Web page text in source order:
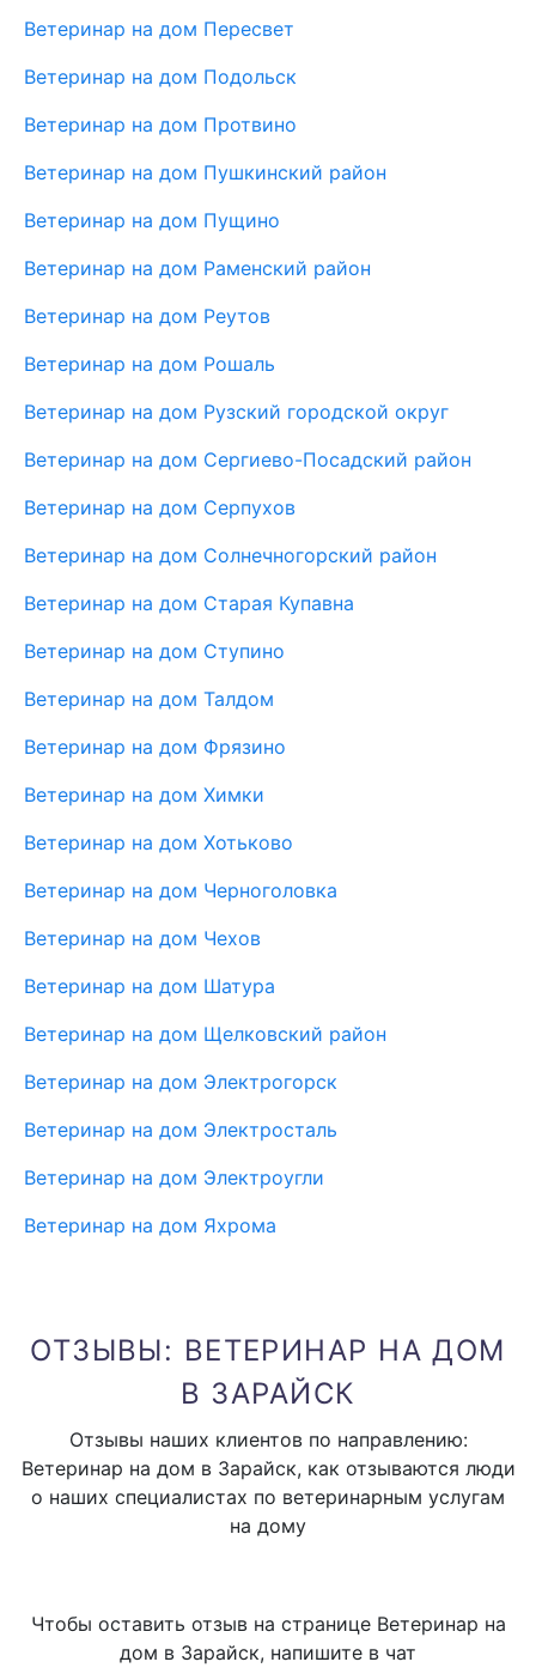
Ветеринар на дом Пересвет
Ветеринар на дом Подольск
Ветеринар на дом Протвино
Ветеринар на дом Пушкинский район
Ветеринар на дом Пущино
Ветеринар на дом Раменский район
Ветеринар на дом Реутов
Ветеринар на дом Рошаль
Ветеринар на дом Рузский городской округ
Ветеринар на дом Сергиево-Посадский район
Ветеринар на дом Серпухов
Ветеринар на дом Солнечногорский район
Ветеринар на дом Старая Купавна
Ветеринар на дом Ступино
Ветеринар на дом Талдом
Ветеринар на дом Фрязино
Ветеринар на дом Химки
Ветеринар на дом Хотьково
Ветеринар на дом Черноголовка
Ветеринар на дом Чехов
Ветеринар на дом Шатура
Ветеринар на дом Щелковский район
Ветеринар на дом Электрогорск
Ветеринар на дом Электросталь
Ветеринар на дом Электроугли
Ветеринар на дом Яхрома
ОТЗЫВЫ: ВЕТЕРИНАР НА ДОМ
В ЗАРАЙСК
Отзывы наших клиентов по направлению:
Ветеринар на дом в Зарайск, как отзываются люди
о наших специалистах по ветеринарным услугам
на дому
Чтобы оставить отзыв на странице Ветеринар на
дом в Зарайск, напишите в чат